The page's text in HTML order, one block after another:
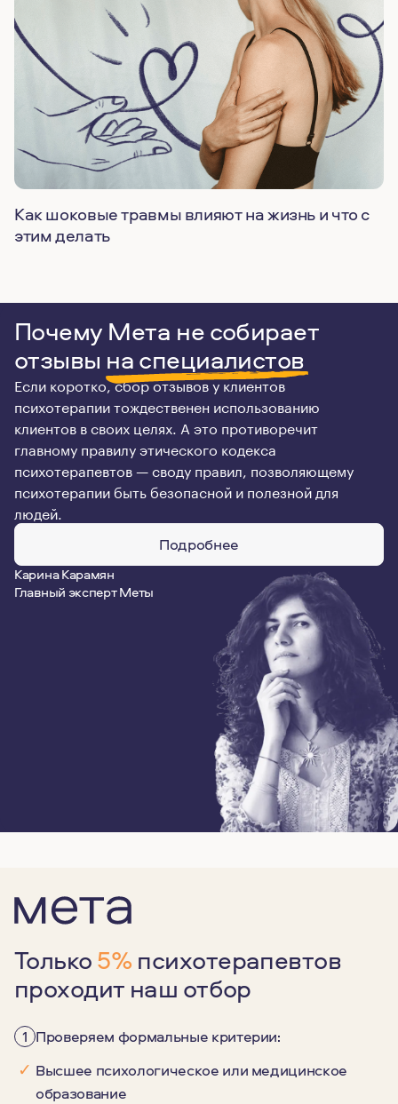
Как шоковые травмы влияют на жизнь и что с
этим делать
Почему Мета не собирает
отзывы на специалистов
Если коротко, сбор отзывов у клиентов
психотерапии тождественен использованию
клиентов в своих целях. А это противоречит
главному правилу этического кодекса
психотерапевтов — своду правил, позволяющему
психотерапии быть безопасной и полезной для
людей.
Подробнее
Карина Карамян
Главный эксперт Меты
Только5% психотерапевтов
проходит наш отбор
1 Проверяем формальные критерии:
✓ Высшее психологическое или медицинское
образование